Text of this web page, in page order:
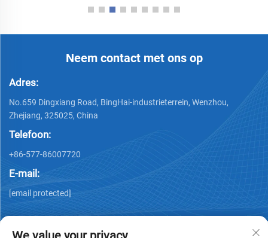
Neem contact met ons op
Adres:
No.659 Dingxiang Road, BingHai-industrieterrein, Wenzhou,
Zhejiang, 325025, China
Telefoon:
+86-577-86007720
E-mail:
[email protected]